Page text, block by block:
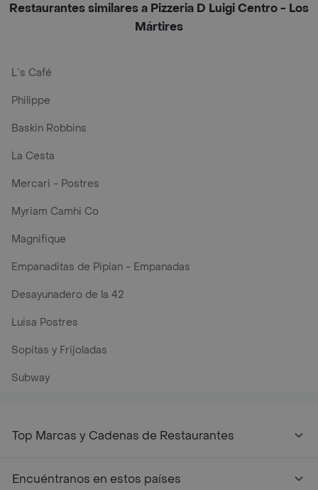
Restaurantes similares a Pizzeria D Luigi Centro - Los
Mártires
L´s Café
Philippe
Baskin Robbins
La Cesta
Mercari - Postres
Myriam Camhi Co
Magnifique
Empanaditas de Pipian - Empanadas
Desayunadero de la 42
Luisa Postres
Sopitas y Frijoladas
Subway
Top Marcas y Cadenas de Restaurantes
Encuéntranos en estos países